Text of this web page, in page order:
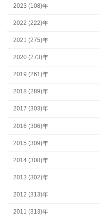
2023 (108)年
2022 (222)年
2021 (275)年
2020 (273)年
2019 (261)年
2018 (289)年
2017 (303)年
2016 (306)年
2015 (309)年
2014 (308)年
2013 (302)年
2012 (313)年
2011 (313)年